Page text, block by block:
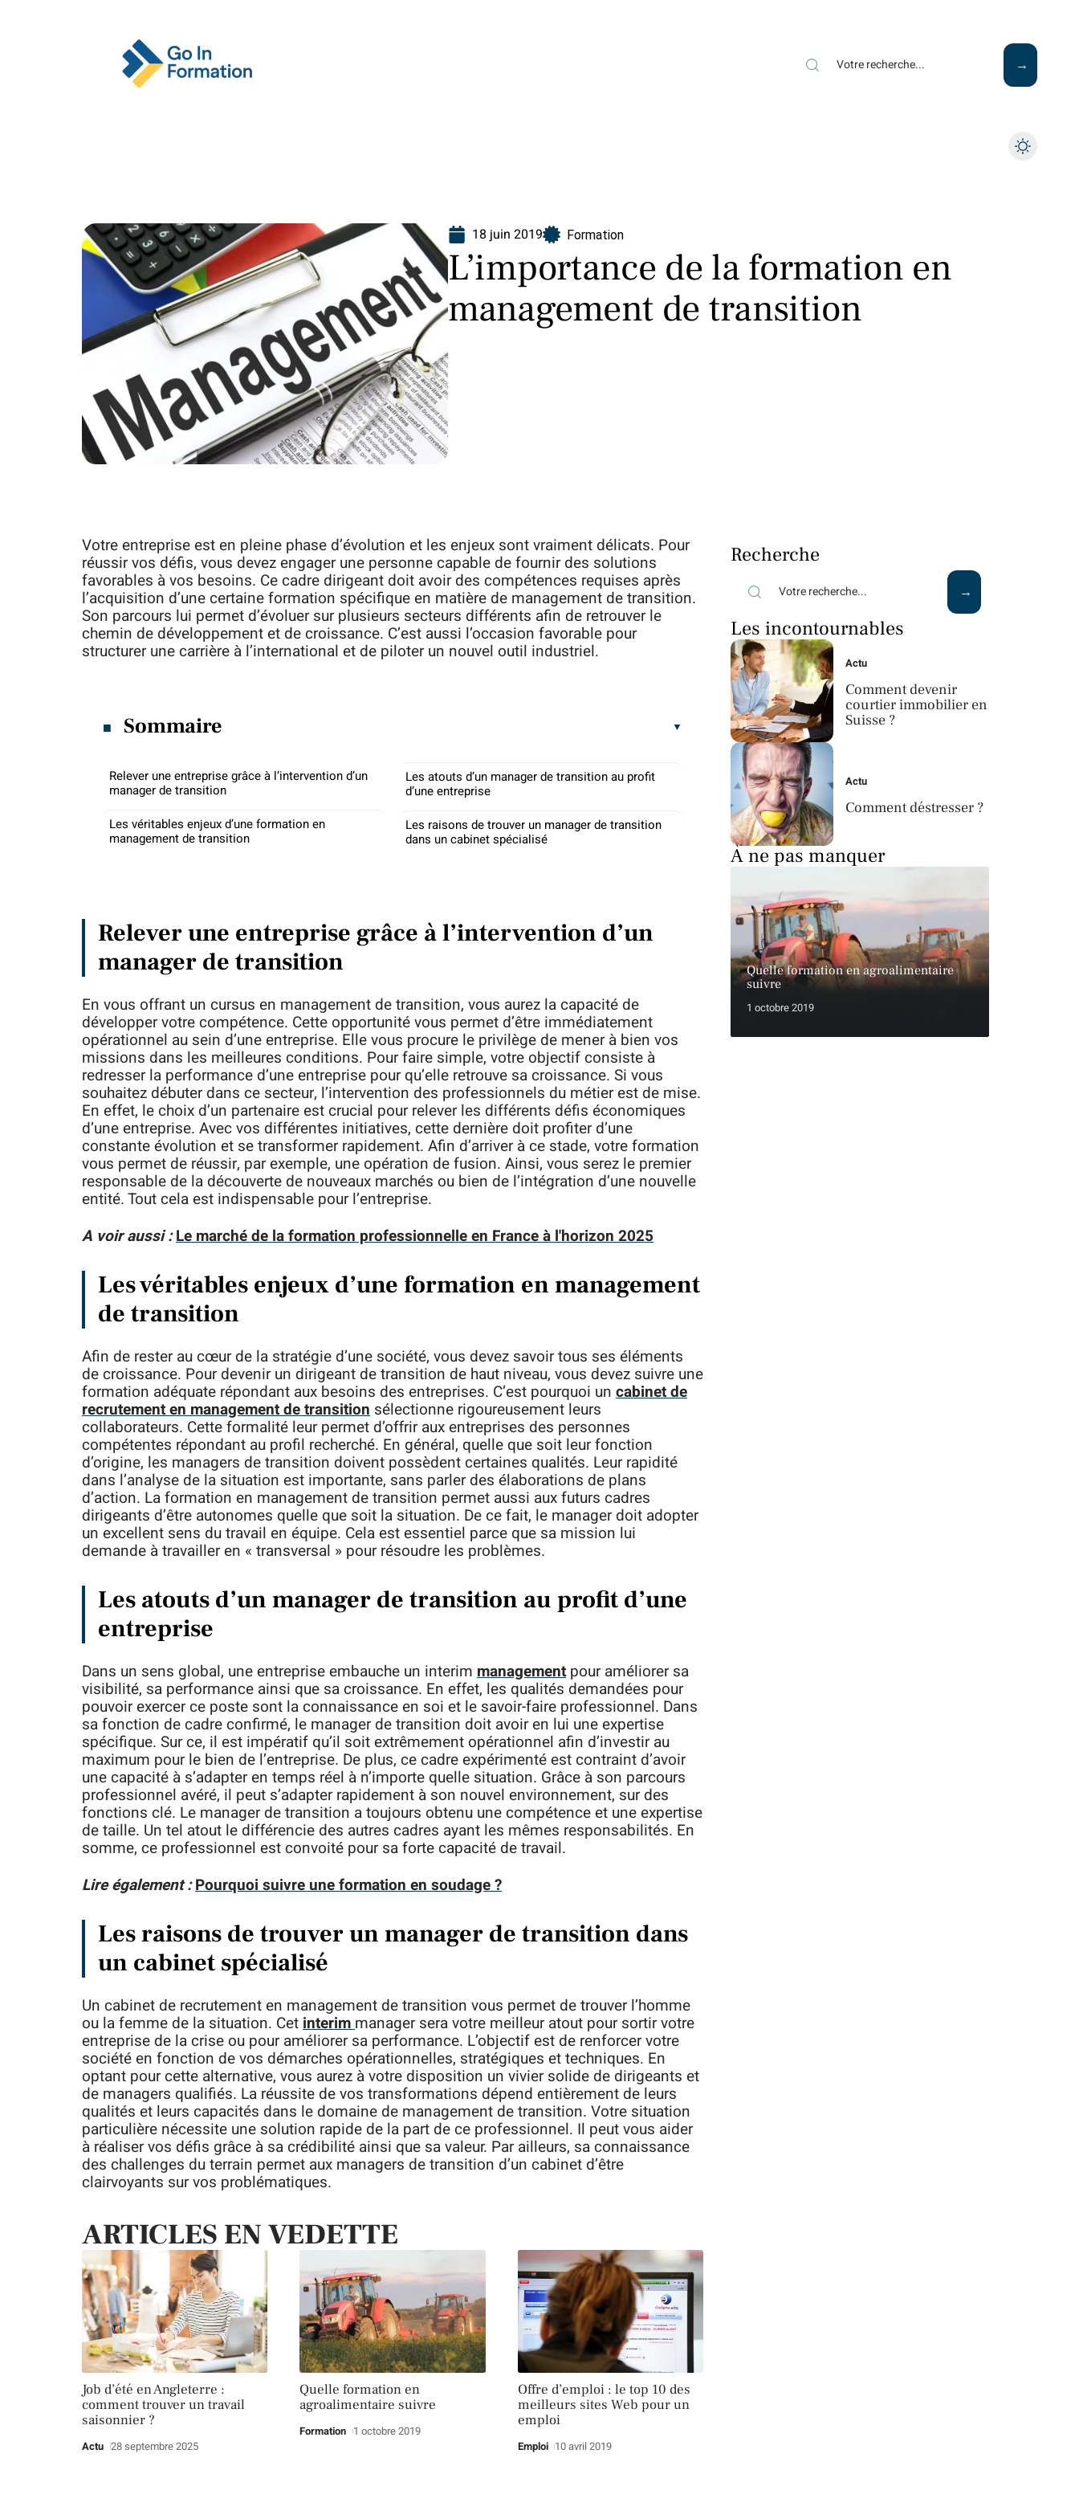
18 juin 2019 Formation
L’importance de la formation en
management de transition
Votre entreprise est en pleine phase d’évolution et les enjeux sont vraiment délicats. Pour
réussir vos défis, vous devez engager une personne capable de fournir des solutions
favorables à vos besoins. Ce cadre dirigeant doit avoir des compétences requises après
l’acquisition d’une certaine formation spécifique en matière de management de transition.
Son parcours lui permet d’évoluer sur plusieurs secteurs différents afin de retrouver le
chemin de développement et de croissance. C’est aussi l’occasion favorable pour
structurer une carrière à l’international et de piloter un nouvel outil industriel.
Sommaire
Relever une entreprise grâce à l’intervention d’un
manager de transition
Les véritables enjeux d’une formation en
management de transition
Les atouts d’un manager de transition au profit
d’une entreprise
Les raisons de trouver un manager de transition
dans un cabinet spécialisé
Relever une entreprise grâce à l’intervention d’un
manager de transition
En vous offrant un cursus en management de transition, vous aurez la capacité de
développer votre compétence. Cette opportunité vous permet d’être immédiatement
opérationnel au sein d’une entreprise. Elle vous procure le privilège de mener à bien vos
missions dans les meilleures conditions. Pour faire simple, votre objectif consiste à
redresser la performance d’une entreprise pour qu’elle retrouve sa croissance. Si vous
souhaitez débuter dans ce secteur, l’intervention des professionnels du métier est de mise.
En effet, le choix d’un partenaire est crucial pour relever les différents défis économiques
d’une entreprise. Avec vos différentes initiatives, cette dernière doit profiter d’une
constante évolution et se transformer rapidement. Afin d’arriver à ce stade, votre formation
vous permet de réussir, par exemple, une opération de fusion. Ainsi, vous serez le premier
responsable de la découverte de nouveaux marchés ou bien de l’intégration d’une nouvelle
entité. Tout cela est indispensable pour l’entreprise.
A voir aussi :Le marché de la formation professionnelle en France à l'horizon 2025
Les véritables enjeux d’une formation en management
de transition
Afin de rester au cœur de la stratégie d’une société, vous devez savoir tous ses éléments
de croissance. Pour devenir un dirigeant de transition de haut niveau, vous devez suivre une
formation adéquate répondant aux besoins des entreprises. C’est pourquoi un cabinet de
recrutement en management de transition sélectionne rigoureusement leurs
collaborateurs. Cette formalité leur permet d’offrir aux entreprises des personnes
compétentes répondant au profil recherché. En général, quelle que soit leur fonction
d’origine, les managers de transition doivent possèdent certaines qualités. Leur rapidité
dans l’analyse de la situation est importante, sans parler des élaborations de plans
d’action. La formation en management de transition permet aussi aux futurs cadres
dirigeants d’être autonomes quelle que soit la situation. De ce fait, le manager doit adopter
un excellent sens du travail en équipe. Cela est essentiel parce que sa mission lui
demande à travailler en « transversal » pour résoudre les problèmes.
Les atouts d’un manager de transition au profit d’une
entreprise
Dans un sens global, une entreprise embauche un interim management pour améliorer sa
visibilité, sa performance ainsi que sa croissance. En effet, les qualités demandées pour
pouvoir exercer ce poste sont la connaissance en soi et le savoir-faire professionnel. Dans
sa fonction de cadre confirmé, le manager de transition doit avoir en lui une expertise
spécifique. Sur ce, il est impératif qu’il soit extrêmement opérationnel afin d’investir au
maximum pour le bien de l’entreprise. De plus, ce cadre expérimenté est contraint d’avoir
une capacité à s’adapter en temps réel à n’importe quelle situation. Grâce à son parcours
professionnel avéré, il peut s’adapter rapidement à son nouvel environnement, sur des
fonctions clé. Le manager de transition a toujours obtenu une compétence et une expertise
de taille. Un tel atout le différencie des autres cadres ayant les mêmes responsabilités. En
somme, ce professionnel est convoité pour sa forte capacité de travail.
Lire également :Pourquoi suivre une formation en soudage ?
Les raisons de trouver un manager de transition dans
un cabinet spécialisé
Un cabinet de recrutement en management de transition vous permet de trouver l’homme
ou la femme de la situation. Cetinterimmanager sera votre meilleur atout pour sortir votre
entreprise de la crise ou pour améliorer sa performance. L’objectif est de renforcer votre
société en fonction de vos démarches opérationnelles, stratégiques et techniques. En
optant pour cette alternative, vous aurez à votre disposition un vivier solide de dirigeants et
de managers qualifiés. La réussite de vos transformations dépend entièrement de leurs
qualités et leurs capacités dans le domaine de management de transition. Votre situation
particulière nécessite une solution rapide de la part de ce professionnel. Il peut vous aider
à réaliser vos défis grâce à sa crédibilité ainsi que sa valeur. Par ailleurs, sa connaissance
des challenges du terrain permet aux managers de transition d’un cabinet d’être
clairvoyants sur vos problématiques.
ARTICLES EN VEDETTE
Job d’été en Angleterre :
comment trouver un travail
saisonnier ?
Actu 28 septembre 2025
Quelle formation en
agroalimentaire suivre
Formation 1 octobre 2019
Offre d’emploi : le top 10 des
meilleurs sites Web pour un
emploi
Emploi 10 avril 2019
Recherche
Les incontournables
Actu
Comment devenir
courtier immobilier en
Suisse ?
Actu
Comment déstresser ?
À ne pas manquer
Quelle formation en agroalimentaire
suivre
1 octobre 2019